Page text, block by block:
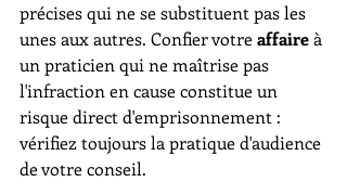
précises qui ne se substituent pas les
unes aux autres. Confier votre affaire à
un praticien qui ne maîtrise pas
l'infraction en cause constitue un
risque direct d'emprisonnement :
vérifiez toujours la pratique d'audience
de votre conseil.